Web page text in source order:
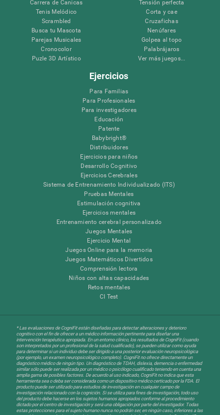
Carrera de Canicas
Tenis Melódico
Scrambled
Busca tu Mascota
Parejas Musicales
Cronocolor
Puzle 3D Artístico
Tensión perfecta
Corta y cae
Cruzafichas
Nenúfares
Golpea al topo
Palabrájaros
Ver más juegos...
Ejercicios
Para Familias
Para Profesionales
Para investigadores
Educación
Patente
Babybright®
Distribuidores
Ejercicios para niños
Desarrollo Cognitivo
Ejercicios Cerebrales
Sistema de Entrenamiento Individualizado (ITS)
Pruebas Mentales
Estimulación cognitiva
Ejercicios mentales
Entrenamiento cerebral personalizado
Juegos Mentales
Ejercicio Mental
Juegos Online para la memoria
Juegos Matemáticos Divertidos
Comprensión lectora
Niños con altas capacidades
Retos mentales
CI Test
* Las evaluaciones de CogniFit están diseñadas para detectar alteraciones y deterioro
cognitivo con el fin de ofrecer a un médico información pertinente para diseñar una
intervención terapéutica apropiada. En un entorno clínico, los resultados de CogniFit (cuando
son interpretados por un profesional de la salud cualificado), se pueden utilizar como ayuda
para determinar si un individuo debe ser dirigido a una posterior evaluación neuropsicológica
(por ejemplo, un examen neuropsicológico completo). CogniFit no ofrece directamente un
diagnóstico médico de ningún tipo. Un diagnóstico de TDAH, dislexia, demencia o enfermedad
similar sólo puede ser realizada por un médico o psicólogo cualificado teniendo en cuenta una
amplia gama de posibles factores. De acuerdo al uso indicado, CogniFit no indica que esta
herramienta sea o deba ser considerada como un dispositivo médico certicado por la FDA. El
producto puede ser utilizado para estudios de investigación en cualquier campo de
investigación relacionado con la cognición. Si se utiliza para fines de investigación, todo uso
del producto debe hacerse en los sujetos humanos apropiados conforme al procedimiento
dictado por el centro de investigación y será una obligación por parte del investigador. Todas
estas protecciones para el sujeto humano nunca no podrán ser, en ningún caso, inferiores a las